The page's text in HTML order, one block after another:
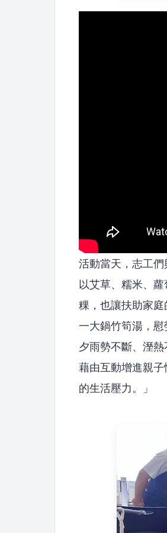
活動當天，志工
以艾草、糯米、
粿，也讓扶助家
一大鍋竹筍湯，
夕雨勢不斷、溼
藉由互動增進親
的生活壓力。」